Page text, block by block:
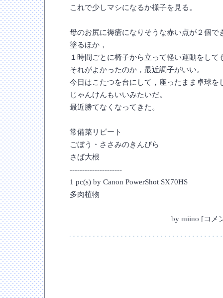
これで少しマシになるか様子を見る。
母のお尻に褥瘡になりそうな赤い点が２個で
塗るほか，
１時間ごとに椅子から立って軽い運動をして
それがよかったのか，最近調子がいい。
今日はこたつを台にして，座ったまま卓球を
じゃんけんもいいみたいだ。
最近勝てなくなってきた。
常備菜リピート
ごぼう・ささみのきんぴら
さば大根
---------------------
1 pc(s) by Canon PowerShot SX70HS
多肉植物
by miino [コメ